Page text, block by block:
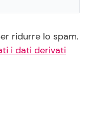
ridurre lo spam.
i dati derivati